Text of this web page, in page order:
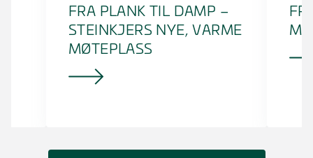
FRA PLANK TIL DAMP –
STEINKJERS NYE, VARME
MØTEPLASS